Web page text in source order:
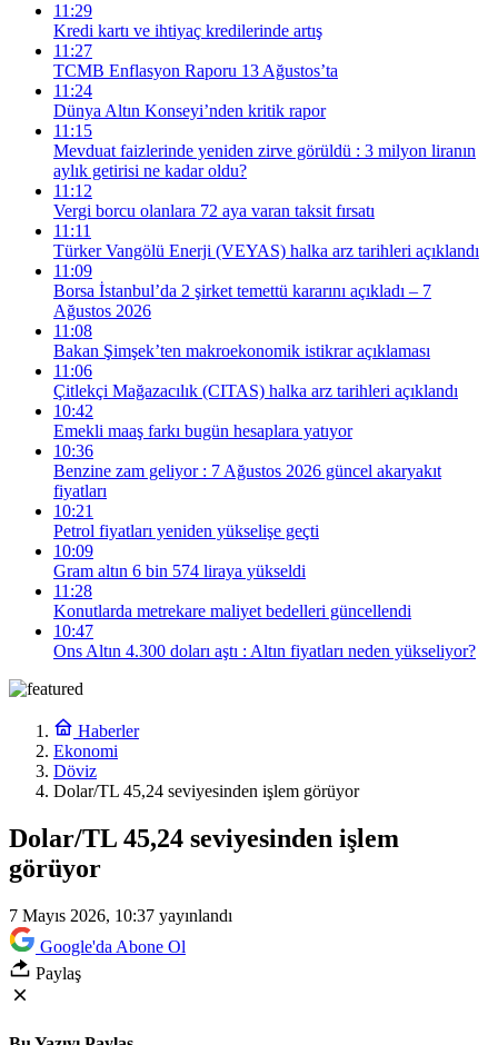
11:29
Kredi kartı ve ihtiyaç kredilerinde artış
11:27
TCMB Enflasyon Raporu 13 Ağustos’ta
11:24
Dünya Altın Konseyi’nden kritik rapor
11:15
Mevduat faizlerinde yeniden zirve görüldü : 3 milyon liranın
aylık getirisi ne kadar oldu?
11:12
Vergi borcu olanlara 72 aya varan taksit fırsatı
11:11
Türker Vangölü Enerji (VEYAS) halka arz tarihleri açıklandı
11:09
Borsa İstanbul’da 2 şirket temettü kararını açıkladı – 7
Ağustos 2026
11:08
Bakan Şimşek’ten makroekonomik istikrar açıklaması
11:06
Çitlekçi Mağazacılık (CITAS) halka arz tarihleri açıklandı
10:42
Emekli maaş farkı bugün hesaplara yatıyor
10:36
Benzine zam geliyor : 7 Ağustos 2026 güncel akaryakıt
fiyatları
10:21
Petrol fiyatları yeniden yükselişe geçti
10:09
Gram altın 6 bin 574 liraya yükseldi
11:28
Konutlarda metrekare maliyet bedelleri güncellendi
10:47
Ons Altın 4.300 doları aştı : Altın fiyatları neden yükseliyor?
Haberler
Ekonomi
Döviz
Dolar/TL 45,24 seviyesinden işlem görüyor
Dolar/TL 45,24 seviyesinden işlem
görüyor
7 Mayıs 2026, 10:37 yayınlandı
Google'da Abone Ol
Paylaş